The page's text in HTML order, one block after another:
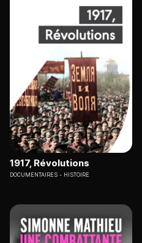
1917, Révolutions
DOCUMENTAIRES HISTOIRE